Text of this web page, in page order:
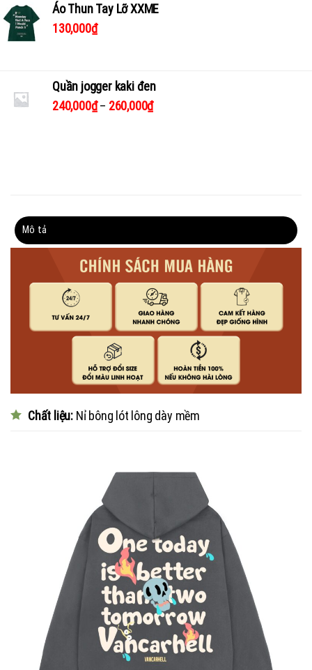
Áo Thun Tay Lỡ XXME
130,000₫
Quần jogger kaki đen
240,000₫– 260,000₫
Mô tả
Thông tin bổ sung
Đánh giá (0)
Chất liệu: Nỉ bông lót lông dày mềm